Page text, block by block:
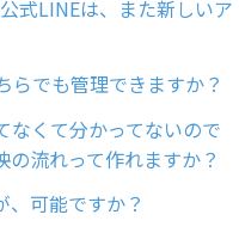
式LINEは、また新しいア
らでも管理できますか？
なくて分かってないので
流れって作れますか？
可能ですか？